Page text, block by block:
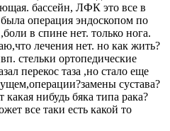
бассейн, ЛФК это все в
операция эндоскопом по
в спине нет. только нога.
лечения нет. но как жить?
стельки ортопедические
перекос таза ,но стало еще
сустава?
какая нибудь бяка типа рака?
все таки есть какой то